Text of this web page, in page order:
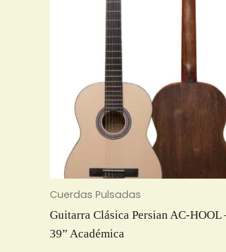
Cuerdas Pulsadas
Guitarra Clásica Persian AC-HOOL
39” Académica